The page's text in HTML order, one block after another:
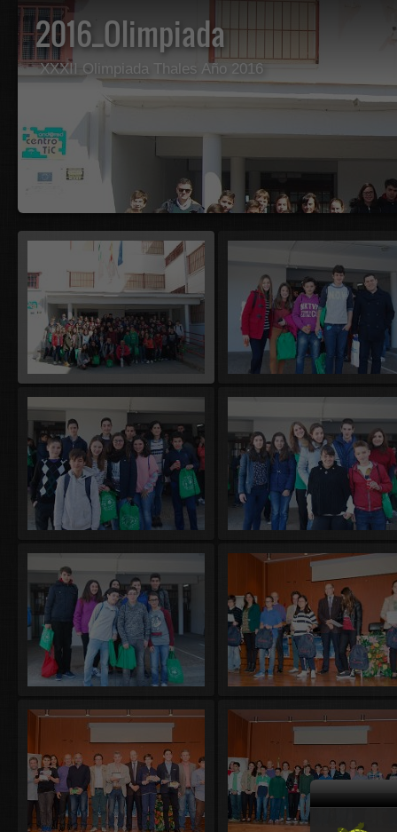
2016_Olimpiada
XXXII Olimpiada Thales Año 2016